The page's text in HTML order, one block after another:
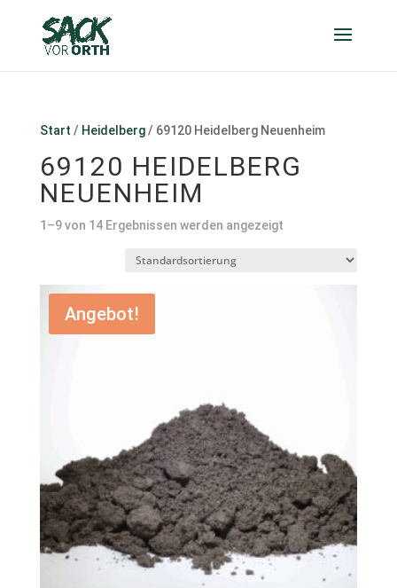
Start / Heidelberg/ 69120 Heidelberg Neuenheim
69120 HEIDELBERG
NEUENHEIM
1–9 von 14 Ergebnissen werden angezeigt
Angebot!